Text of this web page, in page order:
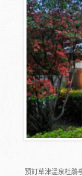
預訂草津溫泉杜鵑